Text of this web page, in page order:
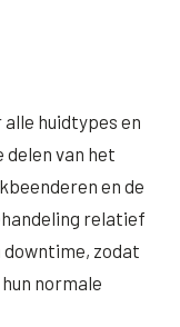
huidtypes en
van het
en de
relatief
zodat
normale